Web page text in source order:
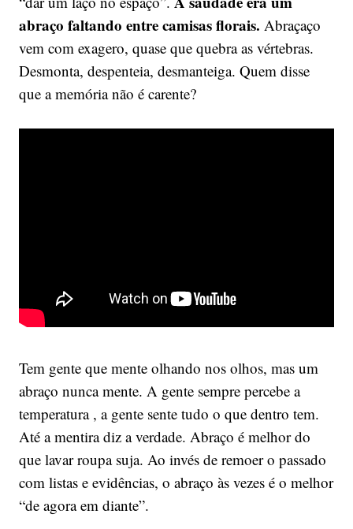
abraço faltando entre camisas florais. Abraçaço
vem com exagero, quase que quebra as vértebras.
Desmonta, despenteia, desmanteiga. Quem disse
que a memória não é carente?
Tem gente que mente olhando nos olhos, mas um
abraço nunca mente. A gente sempre percebe a
temperatura , a gente sente tudo o que dentro tem.
Até a mentira diz a verdade. Abraço é melhor do
que lavar roupa suja. Ao invés de remoer o passado
com listas e evidências, o abraço às vezes é o melhor
“de agora em diante”.